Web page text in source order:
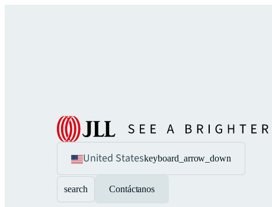
United Stateskeyboard_arrow_down
search Contáctanos